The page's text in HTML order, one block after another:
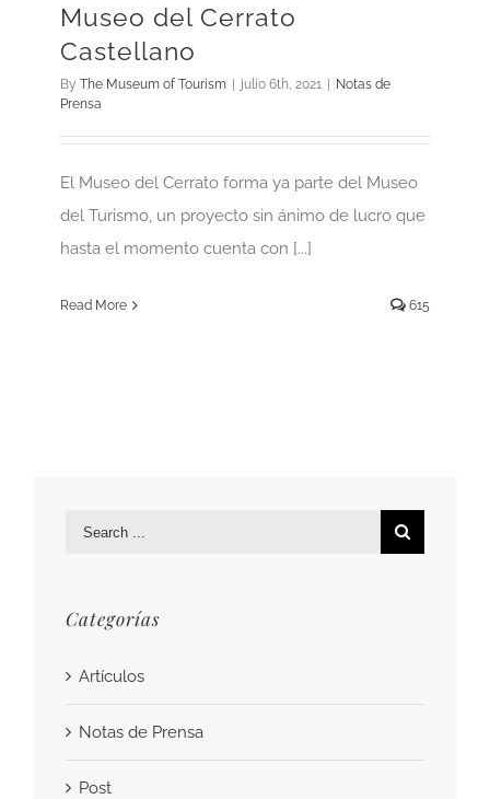
Museo del Cerrato
Castellano
By The Museum of Tourism julio 6th, 2021
Notas de
Prensa
El Museo del Cerrato forma ya parte del Museo
del Turismo, un proyecto sin ánimo de lucro que
hasta el momento cuenta con [...]
Read More 615
Search
Categorías
Artículos
Notas de Prensa
Post